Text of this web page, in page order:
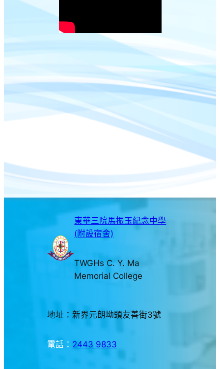
東華三院馬振玉紀念中學
(附設宿舍)
TWGHs C. Y. Ma
Memorial College
地址：新界元朗坳頭友善街3號
電話： 2443 9833